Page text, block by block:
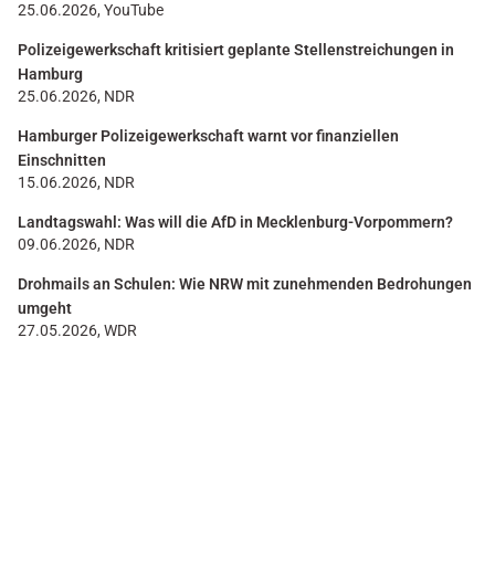
25.06.2026, YouTube
Polizeigewerkschaft kritisiert geplante Stellenstreichungen in
Hamburg
25.06.2026, NDR
Hamburger Polizeigewerkschaft warnt vor finanziellen
Einschnitten
15.06.2026, NDR
Landtagswahl: Was will die AfD in Mecklenburg-Vorpommern?
09.06.2026, NDR
Drohmails an Schulen: Wie NRW mit zunehmenden Bedrohungen
umgeht
27.05.2026, WDR